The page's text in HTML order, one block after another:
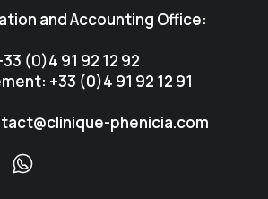
and Accounting Office:
(0)4 91 92 12 92
+33 (0)4 91 92 12 91
phenicia.com